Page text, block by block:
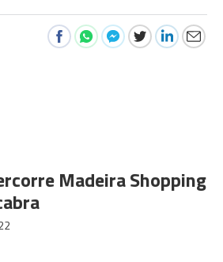
Madeira Shopping